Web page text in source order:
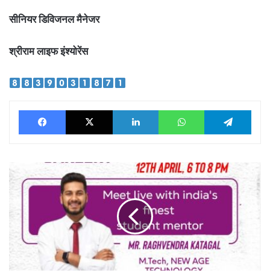
सीनियर डिविजनल मैनेजर
श्रीराम लाइफ इंश्योरेंस
Facebook X LinkedIn WhatsApp
बिलासपुर
में
छात्र/
अभिभावक
और